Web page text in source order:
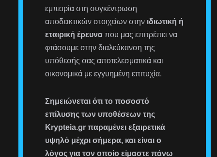
εμπειρία στη συγκέντρωση
αποδεικτικών στοιχείων στην ιδιωτική ή
εταιρική έρευνα που μας επιτρέπει να
φτάσουμε στην διαλεύκανση της
υπόθεσής σας αποτελεσματικά και
οικονομικά με εγγυημένη επιτυχία.
Σημειώνεται ότι το ποσοστό
επίλυσης των υποθέσεων της
Krypteia.gr παραμένει εξαιρετικά
υψηλό μέχρι σήμερα, και είναι ο
λόγος για τον οποίο είμαστε πάνω